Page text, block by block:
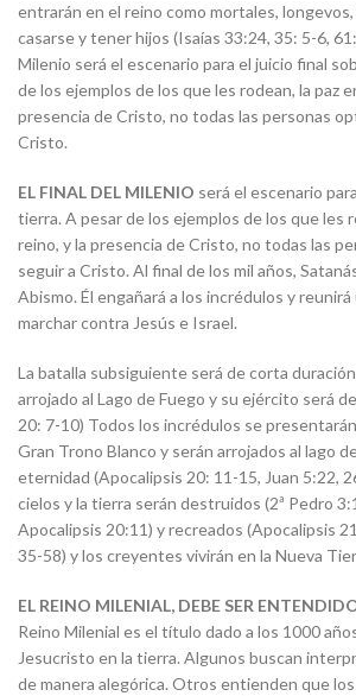
entrarán en el reino como mortales,
casarse y tener hijos (Isaías 33:24, 35: 5-6,
Milenio será el escenario para el juicio final
de los ejemplos de los que les rodean, la paz
presencia de Cristo, no todas las personas
Cristo.
EL FINAL DEL MILENIO será el escenario
tierra. A pesar de los ejemplos de los que les
reino, y la presencia de Cristo, no todas las
seguir a Cristo. Al final de los mil años,
Abismo. Él engañará a los incrédulos y
marchar contra Jesús e Israel.
La batalla subsiguiente será de corta
arrojado al Lago de Fuego y su ejército será
20: 7-10) Todos los incrédulos se
Gran Trono Blanco y serán arrojados al lago
eternidad (Apocalipsis 20: 11-15, Juan 5:22,
cielos y la tierra serán destruidos (2ª Pedro
Apocalipsis 20:11) y recreados (Apocalipsis
35-58) y los creyentes vivirán en la Nueva
EL REINO MILENIAL, DEBE SER
Reino Milenial es el título dado a los 1000
Jesucristo en la tierra. Algunos buscan
de manera alegórica. Otros entienden que